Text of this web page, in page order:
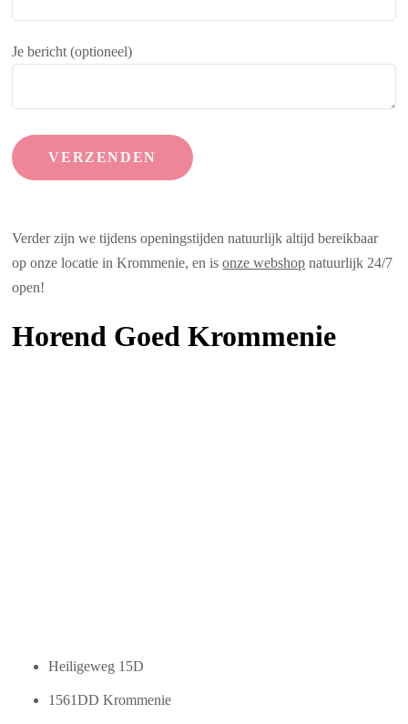
Je bericht (optioneel)
Verder zijn we tijdens openingstijden natuurlijk altijd bereikbaar
op onze locatie in Krommenie, en isonze webshop natuurlijk 24/7
open!
Horend Goed Krommenie
Heiligeweg 15D
1561DD Krommenie